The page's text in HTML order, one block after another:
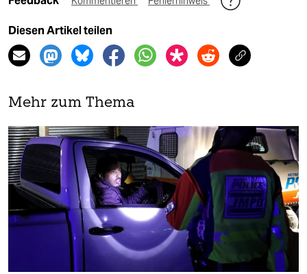
Diesen Artikel teilen
Mehr zum Thema